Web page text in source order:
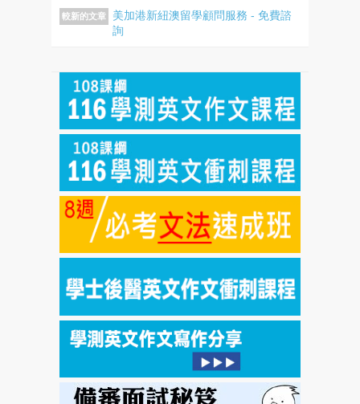
較新的文章
美加港新紐澳留學顧問服務 - 免費諮
詢